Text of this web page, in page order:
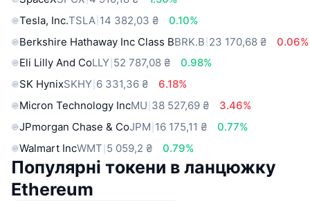
Tesla, Inc.TSLA 14 382,03 ₴
0.10%
Berkshire Hathaway Inc Class BBRK.B 23 170,68 ₴
0.06%
Eli Lilly And CoLLY 52 787,08 ₴
0.98%
SK HynixSKHY 6 331,36 ₴
6.18%
Micron Technology IncMU 38 527,69 ₴
3.46%
JPmorgan Chase & CoJPM 16 175,11 ₴
0.77%
Walmart IncWMT 5 059,2 ₴ 0.79%
Популярні токени в ланцюжку
Ethereum